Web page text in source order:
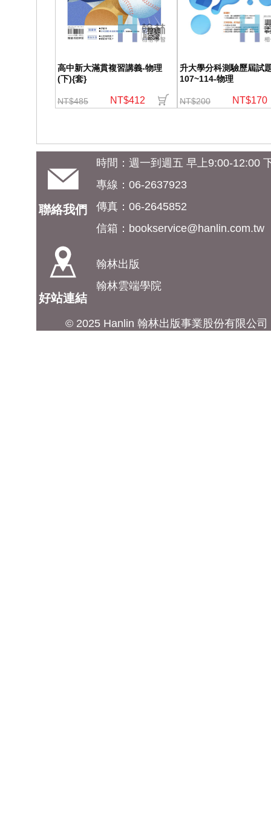
高中新大滿貫複習講義-物理
(下){套}
NT$485 NT$412
升大學分科測驗歷屆試
107~114-物理
NT$200 NT$170
聯絡我們
時間：週一到週五 早上9:00-12:00
專線：06-2637923
傳真：06-2645852
信箱： bookservice@hanlin.com.tw
好站連結
翰林出版
翰林雲端學院
© 2025 Hanlin 翰林出版事業股份有限公司